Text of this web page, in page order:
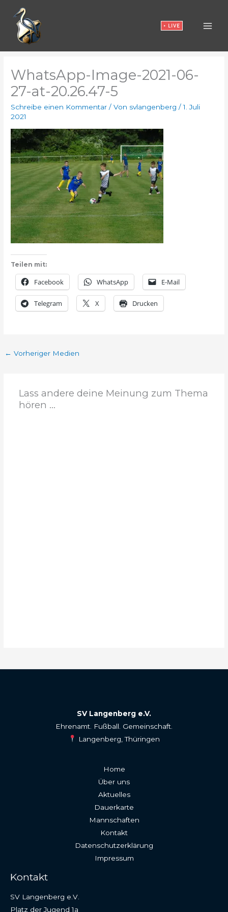
Inhalt
springen
• LIVE
WhatsApp-Image-2021-06-
27-at-20.26.47-5
Schreibe einen Kommentar / Von svlangenberg/1. Juli
2021
Teilen mit:
Facebook WhatsApp E-Mail
Telegram X Drucken
← Vorheriger Medien
Lass andere deine Meinung zum Thema
hören ...
SV Langenberg e.V.
Ehrenamt. Fußball. Gemeinschaft.
Langenberg, Thüringen
Home
Über uns
Aktuelles
Dauerkarte
Mannschaften
Kontakt
Datenschutzerklärung
Impressum
Kontakt
SV Langenberg e.V.
Platz der Jugend 1a